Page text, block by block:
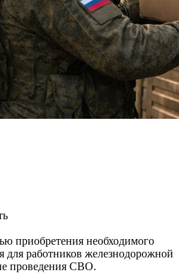
приобретения необходимого
для работников железнодорожной
проведения СВО.